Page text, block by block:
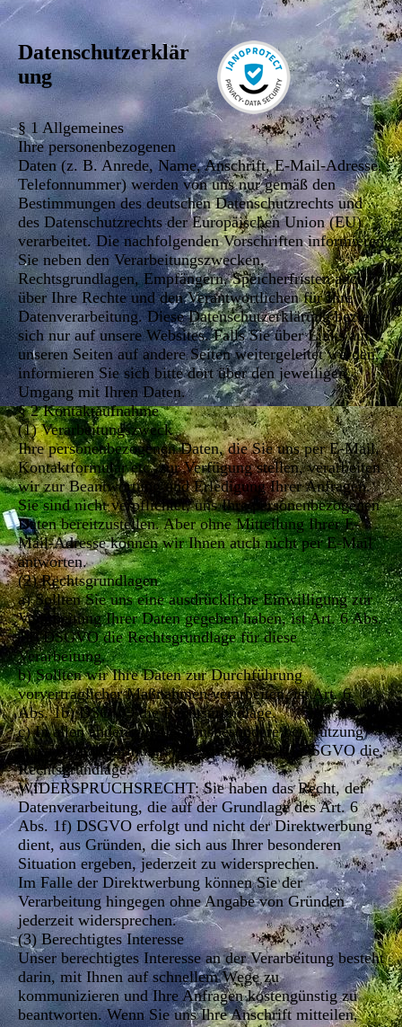
Datenschutzerklär
ung
§ 1 Allgemeines
Ihre personenbezogenen
Daten (z. B. Anrede, Name, Anschrift, E-Mail-Adresse,
Telefonnummer) werden von uns nur gemäß den
Bestimmungen des deutschen Datenschutzrechts und
des Datenschutzrechts der Europäischen Union (EU)
verarbeitet. Die nachfolgenden Vorschriften informieren
Sie neben den Verarbeitungszwecken,
Rechtsgrundlagen, Empfängern, Speicherfristen auch
über Ihre Rechte und den Verantwortlichen für Ihre
Datenverarbeitung. Diese Datenschutzerklärung bezieht
sich nur auf unsere Websites. Falls Sie über Links auf
unseren Seiten auf andere Seiten weitergeleitet werden,
informieren Sie sich bitte dort über den jeweiligen
Umgang mit Ihren Daten.
§ 2 Kontaktaufnahme
(1) Verarbeitungszweck
Ihre personenbezogenen Daten, die Sie uns per E-Mail,
Kontaktformular etc. zur Verfügung stellen, verarbeiten
wir zur Beantwortung und Erledigung Ihrer Anfragen.
Sie sind nicht verpflichtet, uns Ihre personenbezogenen
Daten bereitzustellen. Aber ohne Mitteilung Ihrer E-
Mail-Adresse können wir Ihnen auch nicht per E-Mail
antworten.
(2) Rechtsgrundlagen
a) Sollten Sie uns eine ausdrückliche Einwilligung zur
Verarbeitung Ihrer Daten gegeben haben, ist Art. 6 Abs.
1a) DSGVO die Rechtsgrundlage für diese
Verarbeitung.
b) Sollten wir Ihre Daten zur Durchführung
vorvertraglicher Maßnahmen verarbeiten, ist Art. 6
Abs. 1b) DSGVO die Rechtsgrundlage.
c) In allen anderen Fällen (insbesondere bei Nutzung
eines Kontaktformulars) ist Art. 6 Abs. 1f) DSGVO die
Rechtsgrundlage.
WIDERSPRUCHSRECHT: Sie haben das Recht, der
Datenverarbeitung, die auf der Grundlage des Art. 6
Abs. 1f) DSGVO erfolgt und nicht der Direktwerbung
dient, aus Gründen, die sich aus Ihrer besonderen
Situation ergeben, jederzeit zu widersprechen.
Im Falle der Direktwerbung können Sie der
Verarbeitung hingegen ohne Angabe von Gründen
jederzeit widersprechen.
(3) Berechtigtes Interesse
Unser berechtigtes Interesse an der Verarbeitung besteht
darin, mit Ihnen auf schnellem Wege zu
kommunizieren und Ihre Anfragen kostengünstig zu
beantworten. Wenn Sie uns Ihre Anschrift mitteilen,